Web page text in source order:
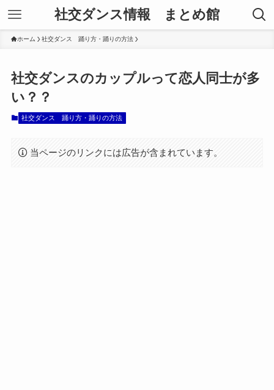
社交ダンス情報 まとめ館
ホーム 社交ダンス 踊り方・踊りの方法
社交ダンスのカップルって恋人同士が多
い？？
社交ダンス 踊り方・踊りの方法
当ページのリンクには広告が含まれています。